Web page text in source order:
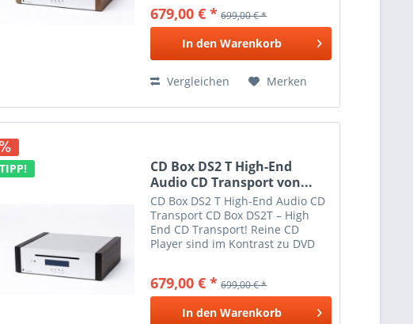
Stereo CDs. CD Box DS2T ist als
exklusiver CD Transport
gestaltet...
679,00 € * 699,00 € *
In den Warenkorb
Vergleichen Merken
TIPP!
CD Box DS2 T High-End
Audio CD Transport von...
CD Box DS2 T High-End Audio CD
Transport CD Box DS2T – High
End CD Transport! Reine CD
Player sind im Kontrast zu DVD
Stereo CDs. CD Box DS2T ist als
exklusiver CD Transport
gestaltet...
679,00 € * 699,00 € *
In den Warenkorb